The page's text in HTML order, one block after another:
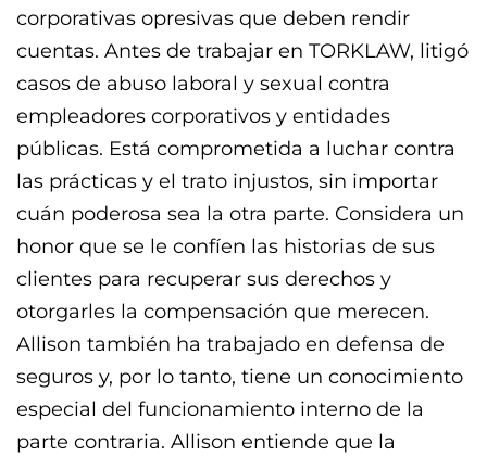
corporativas opresivas que deben rendir
cuentas. Antes de trabajar en TORKLAW, litigó
casos de abuso laboral y sexual contra
empleadores corporativos y entidades
públicas. Está comprometida a luchar contra
las prácticas y el trato injustos, sin importar
cuán poderosa sea la otra parte. Considera un
honor que se le confíen las historias de sus
clientes para recuperar sus derechos y
otorgarles la compensación que merecen.
Allison también ha trabajado en defensa de
seguros y, por lo tanto, tiene un conocimiento
especial del funcionamiento interno de la
parte contraria. Allison entiende que la